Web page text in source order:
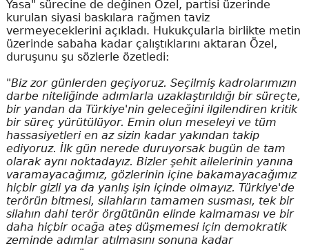
Yasa" sürecine de değinen Özel, partisi üzerinde
kurulan siyasi baskılara rağmen taviz
vermeyeceklerini açıkladı. Hukukçularla birlikte metin
üzerinde sabaha kadar çalıştıklarını aktaran Özel,
duruşunu şu sözlerle özetledi:
"Biz zor günlerden geçiyoruz. Seçilmiş kadrolarımızın
darbe niteliğinde adımlarla uzaklaştırıldığı bir süreçte,
bir yandan da Türkiye'nin geleceğini ilgilendiren kritik
bir süreç yürütülüyor. Emin olun meseleyi ve tüm
hassasiyetleri en az sizin kadar yakından takip
ediyoruz. İlk gün nerede duruyorsak bugün de tam
olarak aynı noktadayız. Bizler şehit ailelerinin yanına
varamayacağımız, gözlerinin içine bakamayacağımız
hiçbir gizli ya da yanlış işin içinde olmayız. Türkiye'de
terörün bitmesi, silahların tamamen susması, tek bir
silahın dahi terör örgütünün elinde kalmaması ve bir
daha hiçbir ocağa ateş düşmemesi için demokratik
zeminde adımlar atılmasını sonuna kadar